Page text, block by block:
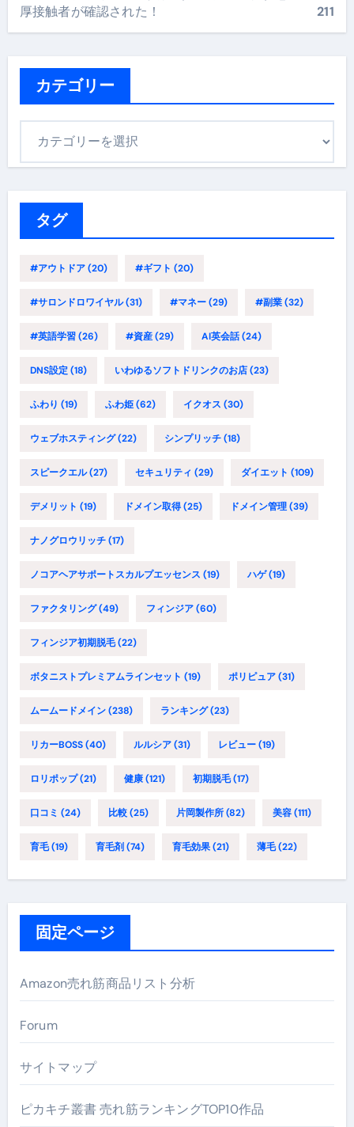
厚接触者が確認された！
211
カテゴリー
タグ
#アウトドア(20) #ギフト (20)
#サロンドロワイヤル(31) #マネー(29) #副業(32)
#英語学習(26) #資産(29) AI英会話(24)
DNS設定(18) いわゆるソフトドリンクのお店(23)
ふわり (19) ふわ姫(62) イクオス (30)
ウェブホスティング(22) シンプリッチ(18)
スピークエル(27) セキュリティ (29) ダイエット (109)
デメリット (19) ドメイン取得(25) ドメイン管理(39)
ナノグロウリッチ(17)
ノコアヘアサポートスカルプエッセンス (19) ハゲ(19)
ファクタリング(49) フィンジア(60)
フィンジア初期脱毛(22)
ボタニストプレミアムラインセット (19) ポリピュア(31)
ムームードメイン(238) ランキング(23)
リカーBOSS(40) ルルシア(31) レビュー(19)
ロリポップ(21) 健康(121) 初期脱毛(17)
口コミ (24) 比較(25) 片岡製作所(82) 美容(111)
育毛(19) 育毛剤 (74) 育毛効果(21) 薄毛(22)
固定ページ
Amazon売れ筋商品リスト分析
Forum
サイトマップ
ピカキチ叢書 売れ筋ランキングTOP10作品